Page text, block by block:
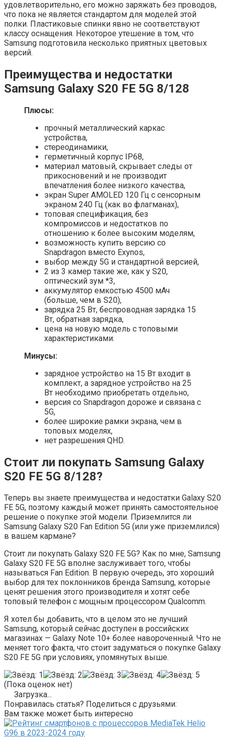
удовлетворительно, его можно заряжать без проводов,
что пока не является стандартом для моделей этой
полки. Пластиковые спинки явно не соответствуют
классу оснащения. Некоторое утешение в том, что
Samsung подготовила несколько приятных цветовых
версий.
Преимущества и недостатки
Samsung Galaxy S20 FE 5G 8/128
Плюсы:
прочный металлический каркас
устройства,
стереодинамики,
герметичный корпус IP68,
материал матовый, скрывает следы от
прикосновений и не производит
впечатления более низкого качества,
экран Super AMOLED 120 Гц с сенсорным
экраном 240 Гц (как во флагманах),
топовая спецификация, без
компромиссов и недостатков по
отношению к более высоким моделям,
возможность купить версию со
Snapdragon вместо Exynos,
выбор между 5G и стандартной версией,
2 из 3 камер такие же, как у S20,
оптический зум *3,
аккумулятор емкостью 4500 мАч
(больше, чем в S20),
зарядка 25 Вт, беспроводная зарядка 15
Вт, обратная зарядка,
цена на новую модель с топовыми
характеристиками.
Минусы:
зарядное устройство на 15 Вт входит в
комплект, а зарядное устройство на 25
Вт необходимо приобретать отдельно,
версия со Snapdragon дороже и связана с
5G,
более широкие рамки экрана, чем в
топовых моделях,
нет разрешения QHD.
Стоит ли покупать Samsung Galaxy
S20 FE 5G 8/128?
Теперь вы знаете преимущества и недостатки Galaxy S20
FE 5G, поэтому каждый может принять самостоятельное
решение о покупке этой модели. Приземлится ли
Samsung Galaxy S20 Fan Edition 5G (или уже приземлился)
в вашем кармане?
Стоит ли покупать Galaxy S20 FE 5G? Как по мне, Samsung
Galaxy S20 FE 5G вполне заслуживает того, чтобы
называться Fan Edition. В первую очередь, это хороший
выбор для тех поклонников бренда Samsung, которые
ценят решения этого производителя и хотят себе
топовый телефон с мощным процессором Qualcomm.
Я хотел бы добавить, что в целом это не лучший
Samsung, который сейчас доступен в российских
магазинах — Galaxy Note 10+ более навороченный. Что не
меняет того факта, что стоит задуматься о покупке Galaxy
S20 FE 5G при условиях, упомянутых выше.
(Пока оценок нет)
Загрузка...
Понравилась статья? Поделиться с друзьями:
Вам также может быть интересно